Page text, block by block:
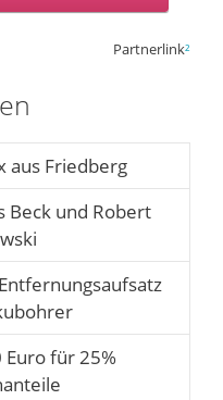
Partnerlink²
aus Friedberg
Beck und Robert
für 25%